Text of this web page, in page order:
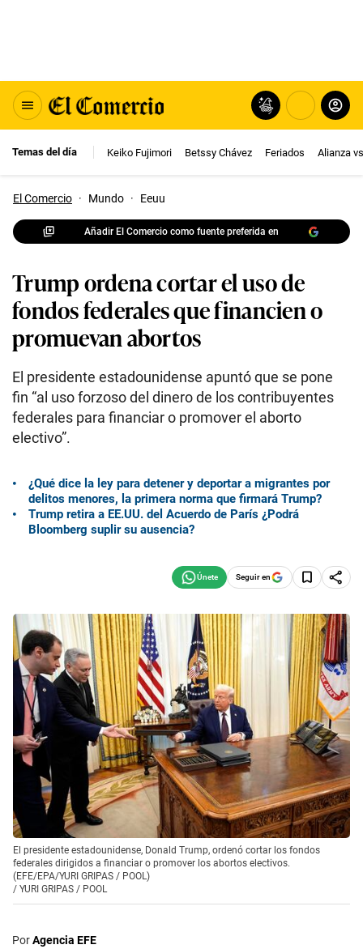
Temas del día Keiko Fujimori Betssy Chávez Feriados Alianza
El Comercio · Mundo · Eeuu
Añadir El Comercio como fuente preferida en
Trump ordena cortar el uso de
fondos federales que financien o
promuevan abortos
El presidente estadounidense apuntó que se pone
fin “al uso forzoso del dinero de los contribuyentes
federales para financiar o promover el aborto
electivo”.
¿Qué dice la ley para detener y deportar a migrantes por
delitos menores, la primera norma que firmará Trump?
Trump retira a EE.UU. del Acuerdo de París ¿Podrá
Bloomberg suplir su ausencia?
Seguir en
El presidente estadounidense, Donald Trump, ordenó cortar los fondos
federales dirigidos a financiar o promover los abortos electivos.
(EFE/EPA/YURI GRIPAS / POOL)
/ YURI GRIPAS / POOL
PorAgencia EFE